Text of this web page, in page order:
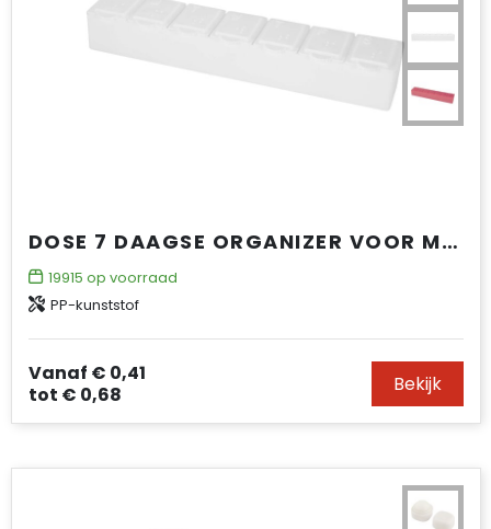
DOSE 7 DAAGSE ORGANIZER VOOR MULTIVITAMINEN
19915 op voorraad
PP-kunststof
Vanaf € 0,41
tot € 0,68 Bekijk